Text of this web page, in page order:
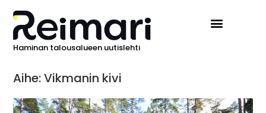
Haminan talousalueen uutislehti
Aihe: Vikmanin kivi